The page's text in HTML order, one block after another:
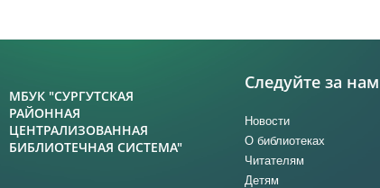
МБУК "СУРГУТСКАЯ
РАЙОННАЯ
ЦЕНТРАЛИЗОВАННАЯ
БИБЛИОТЕЧНАЯ СИСТЕМА"
Следуйте за
Новости
О библиотеках
Читателям
Детям